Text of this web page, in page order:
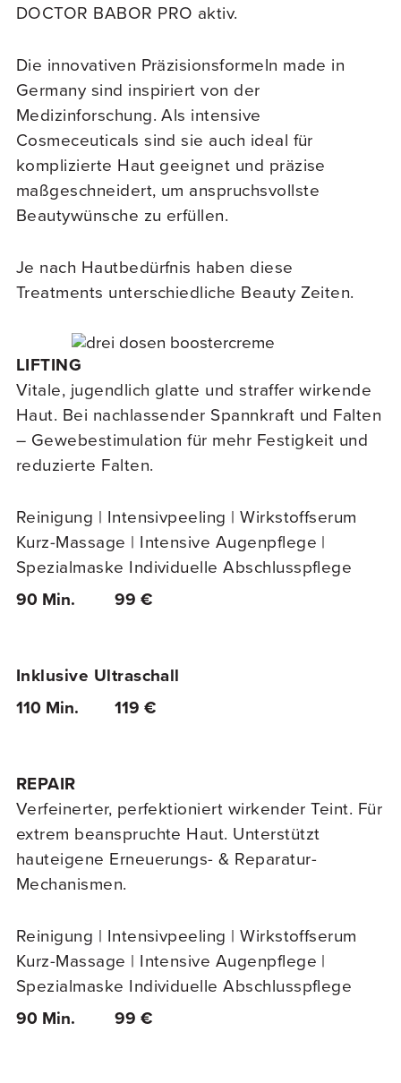
DOCTOR BABOR PRO aktiv.
Die innovativen Präzisionsformeln made in
Germany sind inspiriert von der
Medizinforschung. Als intensive
Cosmeceuticals sind sie auch ideal für
komplizierte Haut geeignet und präzise
maßgeschneidert, um anspruchsvollste
Beautywünsche zu erfüllen.
Je nach Hautbedürfnis haben diese
Treatments unterschiedliche Beauty Zeiten.
LIFTING
Vitale, jugendlich glatte und straffer wirkende
Haut. Bei nachlassender Spannkraft und Falten
– Gewebestimulation für mehr Festigkeit und
reduzierte Falten.
Reinigung | Intensivpeeling | Wirkstoffserum
Kurz-Massage | Intensive Augenpflege |
Spezialmaske Individuelle Abschlusspflege
90 Min.
99 €
Inklusive Ultraschall
110 Min.
119 €
REPAIR
Verfeinerter, perfektioniert wirkender Teint. Für
extrem beanspruchte Haut. Unterstützt
hauteigene Erneuerungs- & Reparatur-
Mechanismen.
Reinigung | Intensivpeeling | Wirkstoffserum
Kurz-Massage | Intensive Augenpflege |
Spezialmaske Individuelle Abschlusspflege
90 Min.
99 €